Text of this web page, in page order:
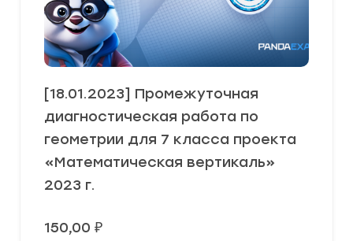
[18.01.2023] Промежуточная
диагностическая работа по
геометрии для 7 класса проекта
«Математическая вертикаль»
2023 г.
150,00 ₽